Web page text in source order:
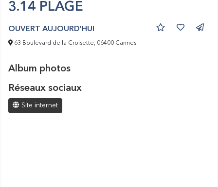
3.14 PLAGE
OUVERT AUJOURD'HUI
63 Boulevard de la Croisette, 06400 Cannes
Album photos
Réseaux sociaux
Site internet